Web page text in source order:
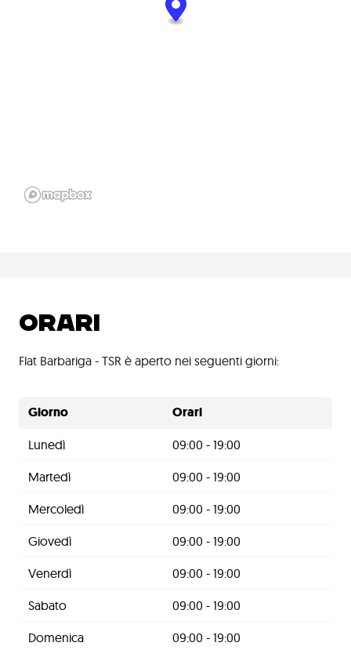
ORARI
Flat Barbariga - TSR è aperto nei seguenti giorni:
Giorno Orari
Lunedì 09:00 - 19:00
Martedì 09:00 - 19:00
Mercoledì 09:00 - 19:00
Giovedì 09:00 - 19:00
Venerdì 09:00 - 19:00
Sabato 09:00 - 19:00
Domenica 09:00 - 19:00